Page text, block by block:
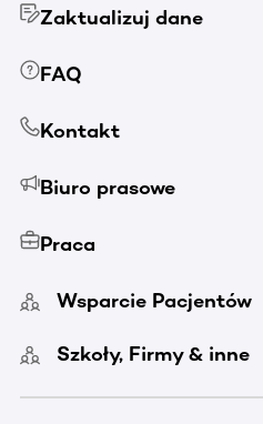
Zaktualizuj dane
FAQ
Kontakt
Biuro prasowe
Praca
Wsparcie Pacjentów
Szkoły, Firmy & inne